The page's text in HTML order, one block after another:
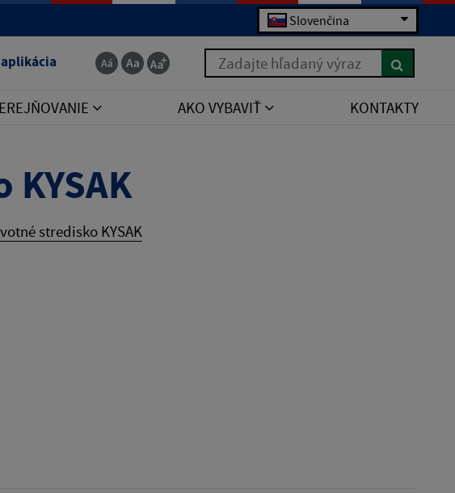
Slovenčina
Zadajte hľadaný výraz
AKO VYBAVIŤ KONTAKTY
stredisko KYSAK